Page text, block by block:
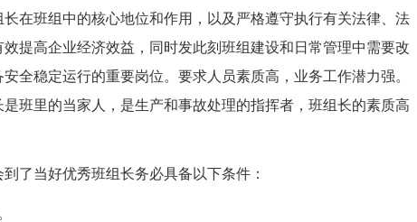
在班组中的核心地位和作用，以及严格遵守执行有关法律、法
提高企业经济效益，同时发此刻班组建设和日常管理中需要改
全稳定运行的重要岗位。要求人员素质高，业务工作潜力强。
班里的当家人，是生产和事故处理的指挥者，班组长的素质高
了当好优秀班组长务必具备以下条件：